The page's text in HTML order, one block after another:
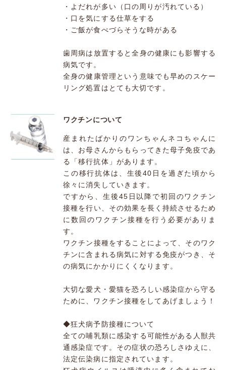
・よだれが多い（口の周りが汚れている）
・口を気にする仕草をする
・ご飯が食べづらそうな時がある
歯周病は放置すると全身の健康にも影響する
病気です。
全身の健康管理という意味でも早めのスケー
リング処置はとても大切です。
ワクチンについて
産まれたばかりのワンちゃんネコちゃんに
は、お母さんからもらってきた母子免疫であ
る「移行抗体」があります。
この移行抗体は、生後40日を過ぎた頃から
徐々に消失していきます。
ですから、生後45日以降で初回のワクチン
接種を行い、その効果を長く持続させるため
に数回のワクチン接種を行う必要がありま
す。
ワクチン接種をすることによって、そのワク
チンに含まれる病気に対する免疫がつき、そ
の病気にかかりにくくなります。
大切な愛犬・愛猫を恐ろしい感染症から守る
ために、ワクチン接種をしてあげましょう！
◆狂犬病予防接種について
全ての哺乳類に感染する可能性がある人獣共
通感染症です。その症状の恐ろしさゆえに、
法定伝染病に指定されています。